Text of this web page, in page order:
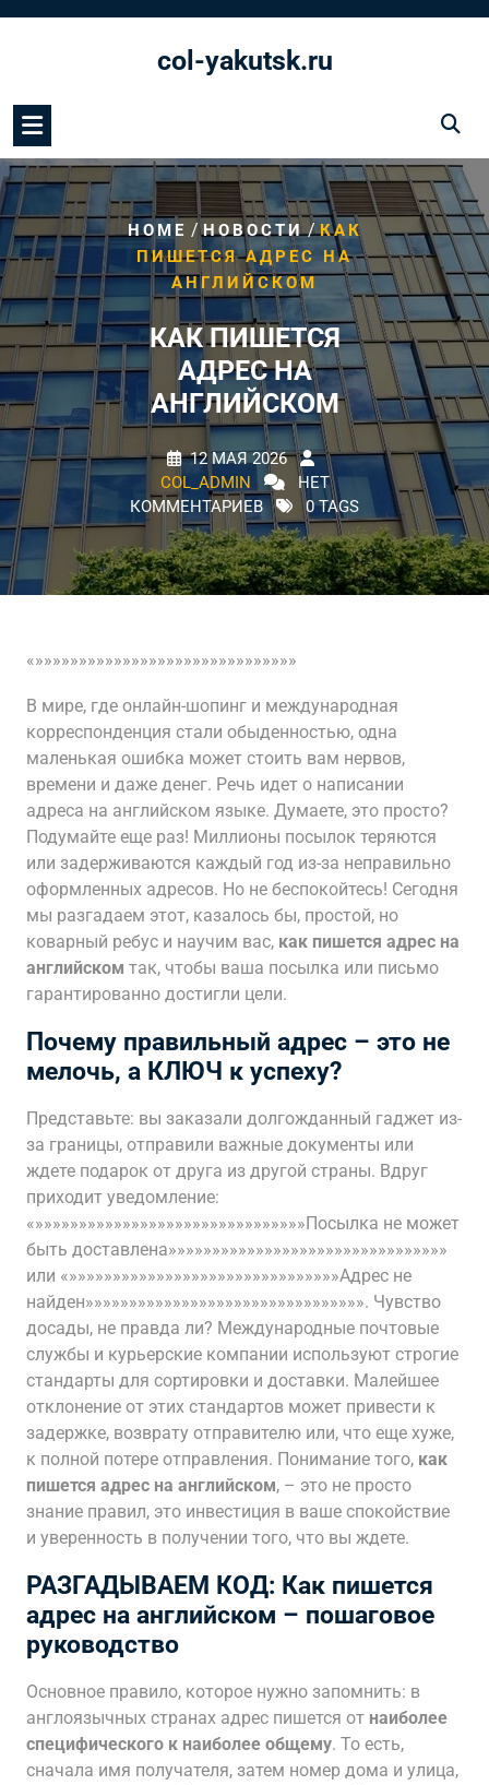
col-yakutsk.ru
HOME /НОВОСТИ/КАК
ПИШЕТСЯ АДРЕС НА
АНГЛИЙСКОМ
КАК ПИШЕТСЯ
АДРЕС НА
АНГЛИЙСКОМ
12 МАЯ 2026
COL_ADMIN
НЕТ
КОММЕНТАРИЕВ
0 TAGS
«»»»»»»»»»»»»»»»»»»»»»»»»»»»»»»
В мире, где онлайн-шопинг и международная
корреспонденция стали обыденностью, одна
маленькая ошибка может стоить вам нервов,
времени и даже денег. Речь идет о написании
адреса на английском языке. Думаете, это просто?
Подумайте еще раз! Миллионы посылок теряются
или задерживаются каждый год из-за неправильно
оформленных адресов. Но не беспокойтесь! Сегодня
мы разгадаем этот, казалось бы, простой, но
коварный ребус и научим вас, как пишется адрес на
английском так, чтобы ваша посылка или письмо
гарантированно достигли цели.
Почему правильный адрес – это не
мелочь, а КЛЮЧ к успеху?
Представьте: вы заказали долгожданный гаджет из-
за границы, отправили важные документы или
ждете подарок от друга из другой страны. Вдруг
приходит уведомление:
«»»»»»»»»»»»»»»»»»»»»»»»»»»»»»»»Посылка не может
быть доставлена»»»»»»»»»»»»»»»»»»»»»»»»»»»»»»»»
или «»»»»»»»»»»»»»»»»»»»»»»»»»»»»»»»Адрес не
найден»»»»»»»»»»»»»»»»»»»»»»»»»»»»»»»». Чувство
досады, не правда ли? Международные почтовые
службы и курьерские компании используют строгие
стандарты для сортировки и доставки. Малейшее
отклонение от этих стандартов может привести к
задержке, возврату отправителю или, что еще хуже,
к полной потере отправления. Понимание того, как
пишется адрес на английском, – это не просто
знание правил, это инвестиция в ваше спокойствие
и уверенность в получении того, что вы ждете.
РАЗГАДЫВАЕМ КОД: Как пишется
адрес на английском – пошаговое
руководство
Основное правило, которое нужно запомнить: в
англоязычных странах адрес пишется от наиболее
специфического к наиболее общему. То есть,
сначала имя получателя, затем номер дома и улица,